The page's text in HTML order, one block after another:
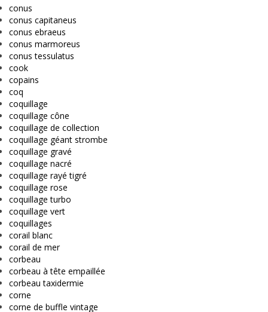
conus
conus capitaneus
conus ebraeus
conus marmoreus
conus tessulatus
cook
copains
coq
coquillage
coquillage cône
coquillage de collection
coquillage géant strombe
coquillage gravé
coquillage nacré
coquillage rayé tigré
coquillage rose
coquillage turbo
coquillage vert
coquillages
corail blanc
corail de mer
corbeau
corbeau à tête empaillée
corbeau taxidermie
corne
corne de buffle vintage